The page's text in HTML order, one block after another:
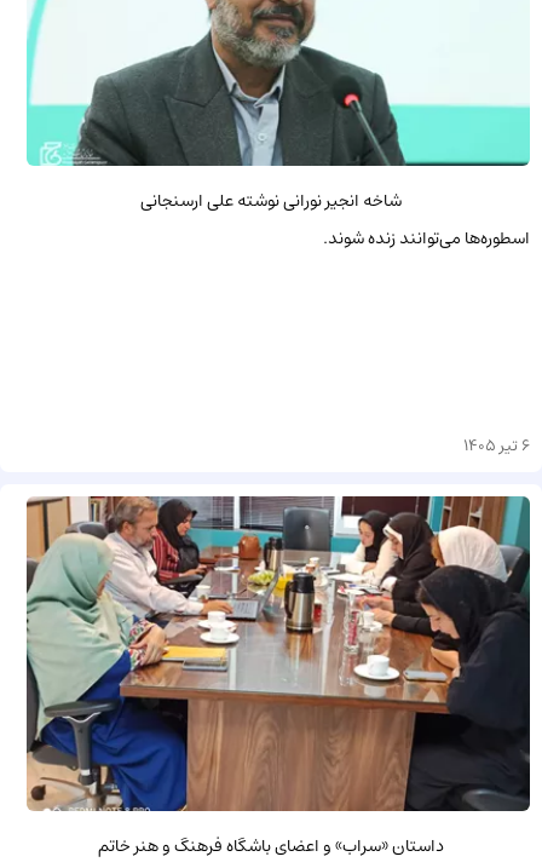
شاخه انجیر نورانی نوشته علی ارسنجانی
اسطوره‌ها می‌توانند زنده شوند.
6 تیر 1405
داستان «سراب» و اعضای باشگاه فرهنگ و هنر خاتم